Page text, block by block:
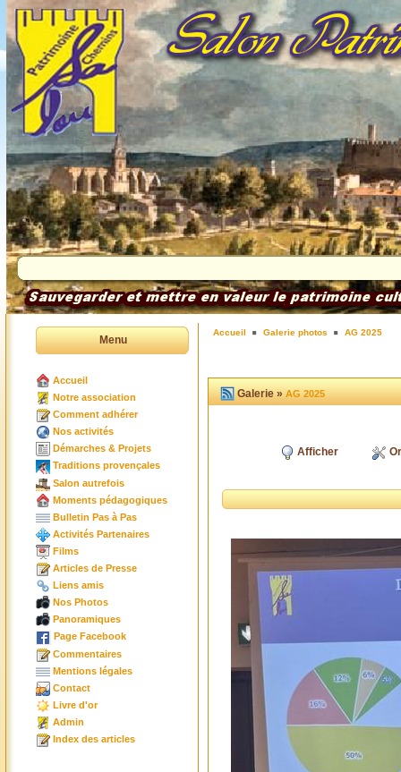
Menu
Accueil
Notre association
Comment adhérer
Nos activités
Démarches & Projets
Traditions provençales
Salon autrefois
Moments pédagogiques
Bulletin Pas à Pas
Activités Partenaires
Films
Articles de Presse
Liens amis
Nos Photos
Panoramiques
Page Facebook
Commentaires
Mentions légales
Contact
Livre d'or
Admin
Index des articles
Accueil Galerie photos AG 2025
Galerie »AG 2025
Afficher